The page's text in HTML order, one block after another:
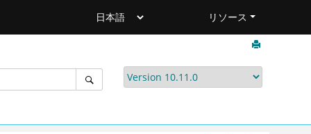
リソース